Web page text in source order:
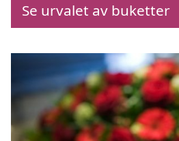
Se urvalet av buketter